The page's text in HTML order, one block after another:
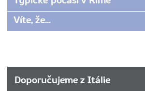
Víte, že...
Doporučujeme z Itálie